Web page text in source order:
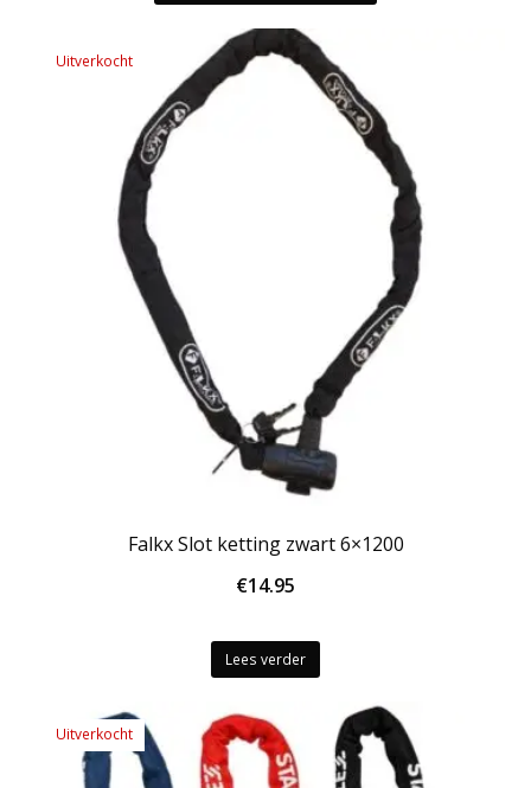
Uitverkocht
Falkx Slot ketting zwart 6×1200
€14.95
Lees verder
Uitverkocht